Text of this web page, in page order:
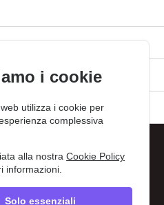
Contatti
Segnala un errore
Privacy policy
i cookie
utilizza i cookie per
complessiva
alla nostraCookie Policy
informazioni.
Solo essenziali